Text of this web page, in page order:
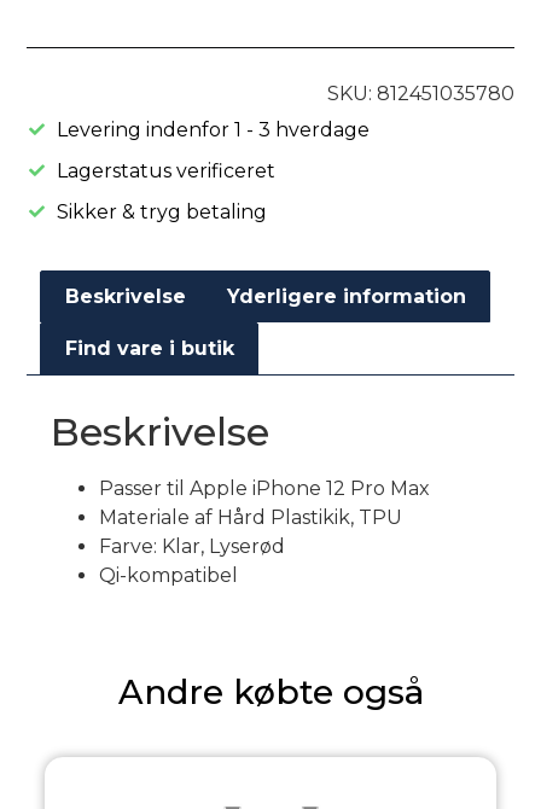
SKU: 812451035780
Levering indenfor 1 - 3 hverdage
Lagerstatus verificeret
Sikker & tryg betaling
Beskrivelse Yderligere information
Find vare i butik
Beskrivelse
Passer til Apple iPhone 12 Pro Max
Materiale af Hård Plastikik, TPU
Farve: Klar, Lyserød
Qi-kompatibel
Andre købte også